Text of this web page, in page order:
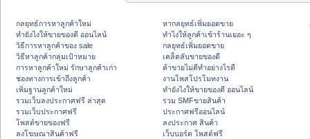
กลยุทธ์การหาลูกค้าใหม่
ทํายังไงให้ขายของดี ออนไลน์
วิธีการหาลูกค้าของ sale
วิธีหาลูกค้ากลุ่มเป้าหมาย
การหาลูกค้าใหม่ รักษาลูกค้าเก่า
ช่องทางการเข้าถึงลูกค้า
เพิ่มฐานลูกค้าใหม่
รวมเว็บลงประกาศฟรี ล่าสุด
รวมเว็บประกาศฟรี
โพสต์ขายของฟรี
ลงโฆษณาสินค้าฟรี
หากลยุทธ์เพิ่มยอดขาย
ทําไงให้ลูกค้าเข้าร้านเยอะ ๆ
กลยุทธ์เพิ่มยอดขาย
เคล็ดลับขายของดี
ค้าขายไม่ดีทำอย่างไรดี
งานโพสโปรโมทงาน
ทํายังไงให้ขายของดี ออนไลน์
รวม SMFขายสินค้า
ประกาศฟรีออนไลน์
ลงประกาศ สินค้า
เว็บบอร์ด โพสต์ฟรี